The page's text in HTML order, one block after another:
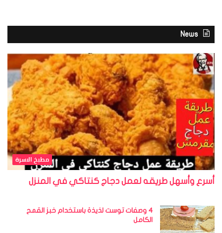
News
مطبخ الاسرة
أسرع وأسهل طريقه لعمل دجاج كنتاكي في المنزل
4 وصفات توست لذيذة باستخدام خبز القمح
الكامل